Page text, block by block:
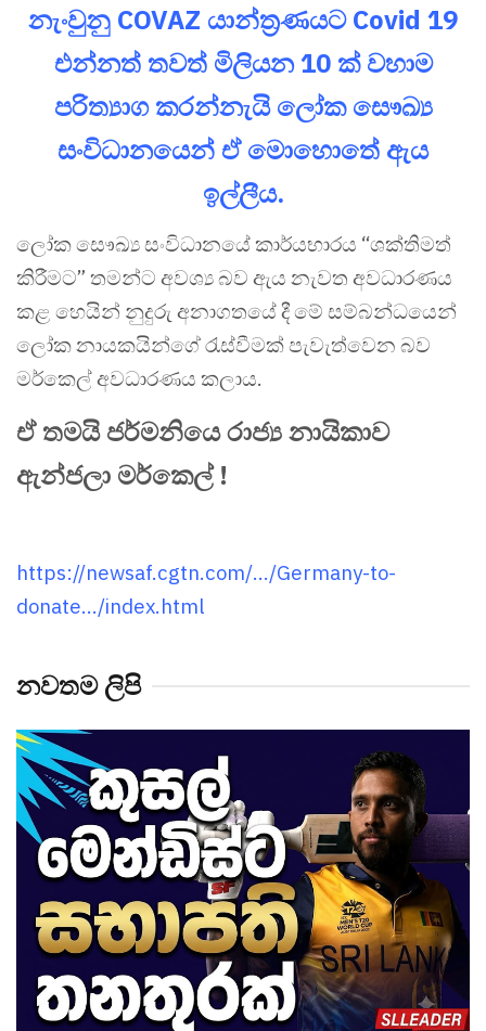
නැංවුනු COVAZ යාන්ත්‍රණයට Covid 19
එන්නත් තවත් මිලියන 10 ක් වහාම
පරිත්‍යාග කරන්නැයි ලෝක සෞඛ්‍ය
සංවිධානයෙන් ඒ මොහොතේ ඇය
ඉල්ලීය.
ලෝක සෞඛ්‍ය සංවිධානයේ කාර්යභාරය “ශක්තිමත්
කිරීමට” තමන්ට අවශ්‍ය බව ඇය නැවත අවධාරණය
කළ හෙයින් නුදුරු අනාගතයේ දී මේ සම්බන්ධයෙන්
ලෝක නායකයින්ගේ රැස්වීමක් පැවැත්වෙන බව
මර්කෙල් අවධාරණය කලාය.
ඒ තමයි ජර්මනියෙ රාජ්‍ය නායිකාව
ඇන්ජලා මර්කෙල් !
https://newsaf.cgtn.com/.../Germany-to-
donate.../index.html
නවතම ලිපි